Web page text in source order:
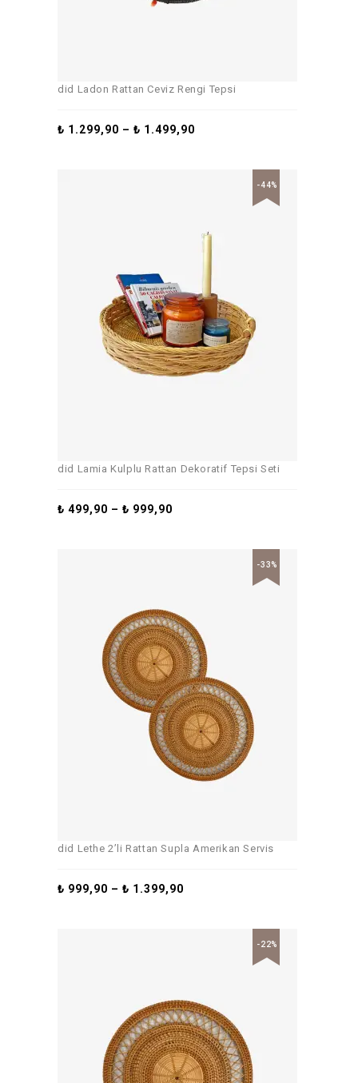
did Ladon Rattan Ceviz Rengi Tepsi
₺ 1.299,90 –₺ 1.499,90
-44%
did Lamia Kulplu Rattan Dekoratif Tepsi Seti
₺ 499,90 –₺ 999,90
-33%
did Lethe 2’li Rattan Supla Amerikan Servis
₺ 999,90 –₺ 1.399,90
-22%